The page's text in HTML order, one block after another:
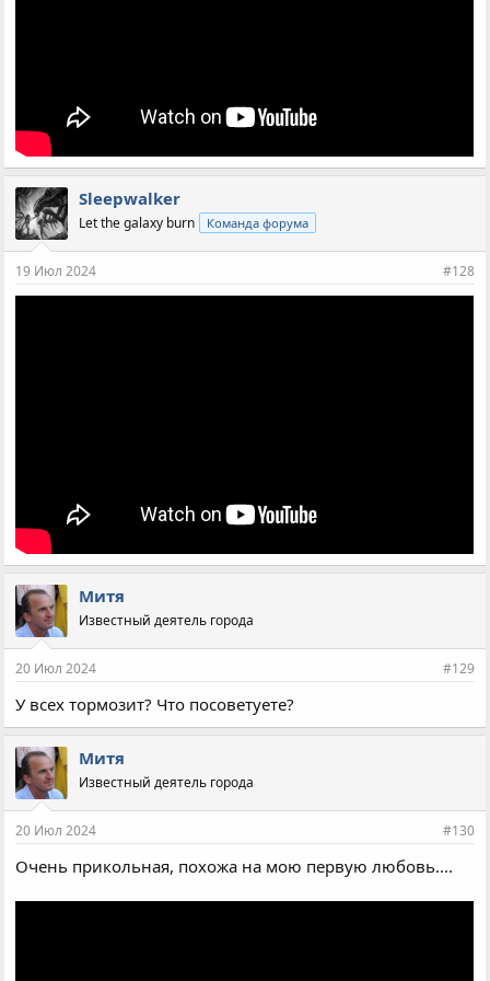
Sleepwalker
Let the galaxy burn Команда форума
19 Июл 2024 #128
Митя
Известный деятель города
20 Июл 2024 #129
У всех тормозит? Что посоветуете?
Митя
Известный деятель города
20 Июл 2024 #130
Очень прикольная, похожа на мою первую любовь....